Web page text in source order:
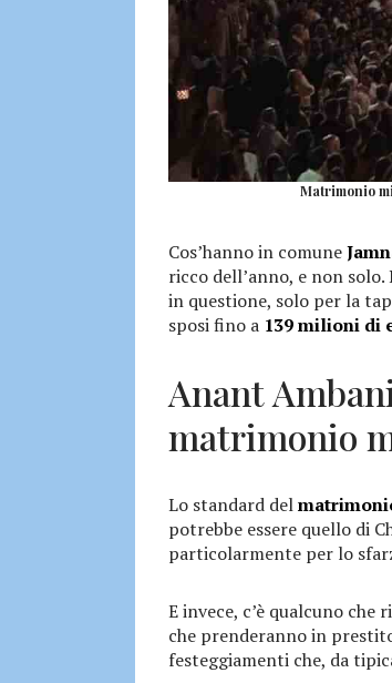
Matrimonio
Cos’hanno in comune
ricco dell’anno, e non
in questione, solo per la
sposi fino a 139 milioni di
Anant
matrimonio
Lo standard del
potrebbe essere quello di
particolarmente per lo
E invece, c’è qualcuno
che prenderanno in
festeggiamenti che, da